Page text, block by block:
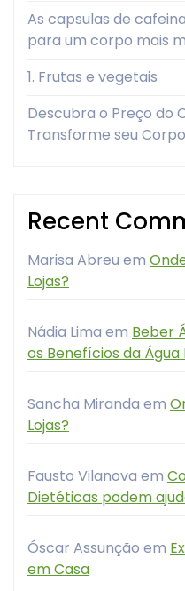
As capsulas de
para um corpo mais
1. Frutas e vegetais
Descubra o Preço do
Transforme seu Corpo
Recent
Marisa Abreu em
Lojas?
Nádia Lima em Beber
os Benefícios da Água
Sancha Miranda em
Lojas?
Fausto Vilanova em
Dietéticas podem
Óscar Assunção em
em Casa